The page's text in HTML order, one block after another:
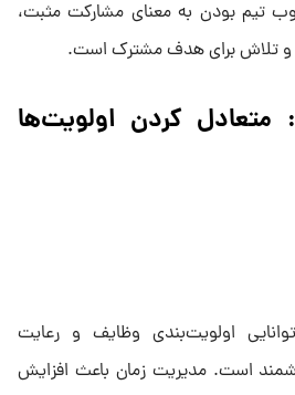
بودن به معنای مشارکت مثبت،
و تلاش برای هدف مشترک است.
متعادل کردن اولویت‌ها
اولویت‌بندی وظایف و رعایت
است. مدیریت زمان باعث افزایش